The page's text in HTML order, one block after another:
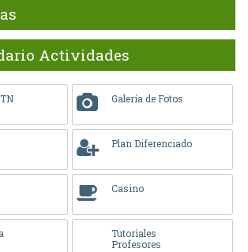
Actividades
Galería de Fotos
Plan Diferenciado
Casino
Tutoriales
Profesores